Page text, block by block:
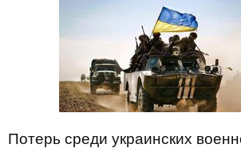
Потерь среди украинских